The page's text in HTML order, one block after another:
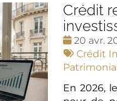
Crédit
Date
:
20 avr.
Tags
:
Crédit
En 2026,